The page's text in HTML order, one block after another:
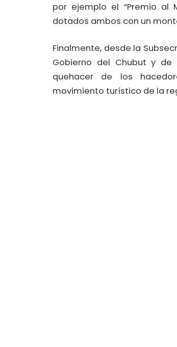
por ejemplo el “Premio al
dotados ambos con un
Finalmente, desde la
Gobierno del Chubut y
quehacer de los
movimiento turístico de la